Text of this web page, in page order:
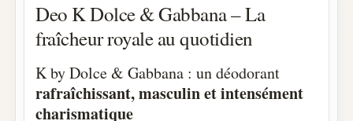
Deo K Dolce & Gabbana – La
fraîcheur royale au quotidien
K by Dolce & Gabbana : un déodorant
rafraîchissant, masculin et intensément
charismatique